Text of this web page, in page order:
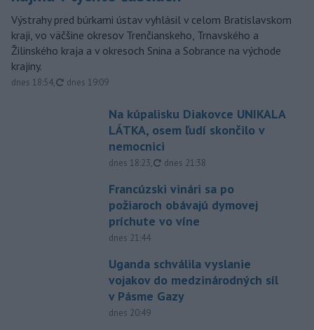
Výstrahy pred búrkami ústav vyhlásil v celom Bratislavskom
kraji, vo väčšine okresov Trenčianskeho, Trnavského a
Žilinského kraja a v okresoch Snina a Sobrance na východe
krajiny.
dnes 18:54, aktualizované
dnes 19:09
Na kúpalisku Diakovce UNIKALA
LÁTKA, osem ľudí skončilo v
nemocnici
dnes 18:23, aktualizované
dnes 21:38
Francúzski vinári sa po
požiaroch obávajú dymovej
príchute vo víne
dnes 21:44
Uganda schválila vyslanie
vojakov do medzinárodných síl
v Pásme Gazy
dnes 20:49